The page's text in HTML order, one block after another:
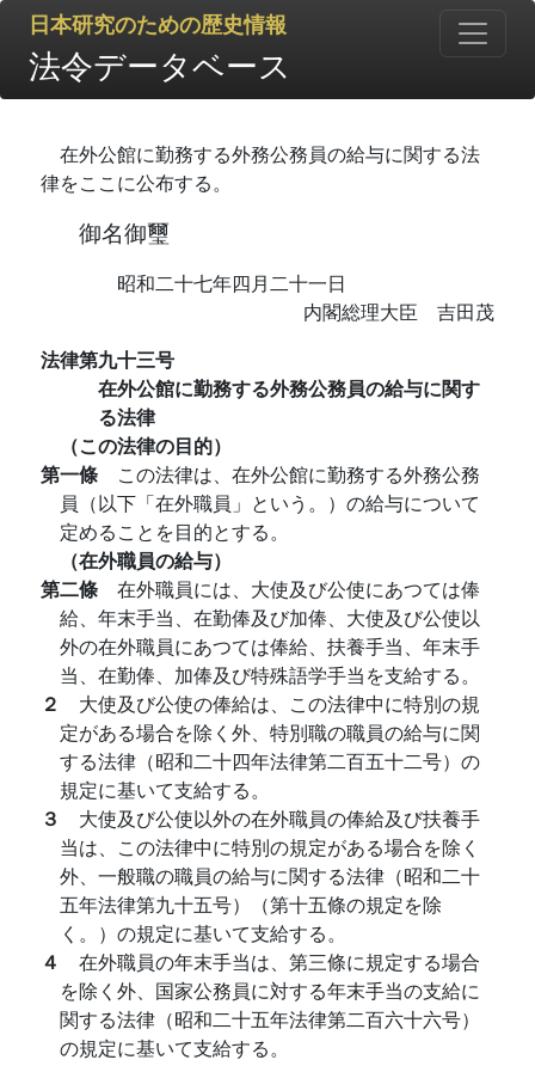
日本研究のための歴史情報
法令データベース
在外公館に勤務する外務公務員の給与に関する法
律をここに公布する。
御名御璽
昭和二十七年四月二十一日
内閣総理大臣 吉田茂
法律第九十三号
在外公館に勤務する外務公務員の給与に関す
る法律
（この法律の目的）
第一條 この法律は、在外公館に勤務する外務公務
員（以下「在外職員」という。）の給与について
定めることを目的とする。
（在外職員の給与）
第二條 在外職員には、大使及び公使にあつては俸
給、年末手当、在勤俸及び加俸、大使及び公使以
外の在外職員にあつては俸給、扶養手当、年末手
当、在勤俸、加俸及び特殊語学手当を支給する。
２ 大使及び公使の俸給は、この法律中に特別の規
定がある場合を除く外、特別職の職員の給与に関
する法律（昭和二十四年法律第二百五十二号）の
規定に基いて支給する。
３ 大使及び公使以外の在外職員の俸給及び扶養手
当は、この法律中に特別の規定がある場合を除く
外、一般職の職員の給与に関する法律（昭和二十
五年法律第九十五号）（第十五條の規定を除
く。）の規定に基いて支給する。
４ 在外職員の年末手当は、第三條に規定する場合
を除く外、国家公務員に対する年末手当の支給に
関する法律（昭和二十五年法律第二百六十六号）
の規定に基いて支給する。